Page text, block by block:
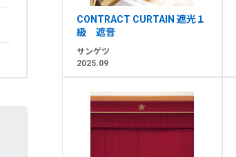
CONTRACT CURTAIN 遮光１
級 遮音
サンゲツ
2025.09